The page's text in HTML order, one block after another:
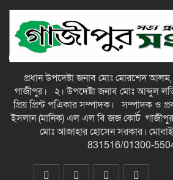
Il gioco
del gambling
NV Casino
Turniere
Board Games
Option zeus-
Free Bonus
Die 1600Er
প্রধান উপদেষ্টা জনাব মোঃ মোরশেদ
গাজীপুর। ২। উপদেষ্টা জনাব মোঃ আব্দুল
প্রিয় প্রিন্ট পএিকার সম্পাদক। সম্পাদক ও
ইসলান (মানিক) এল এল বি জজ কোর্ট
মোঃ আজাহার হোসেন সরকার।
831516/01300-